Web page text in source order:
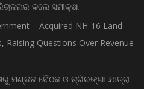
କଲେ ସମୀକ୍ଷା
– Acquired NH-16 Land
Raising Questions Over Revenue
ମଣ୍ଡଳ ବୈଠକ ଓ ତ୍ରିରଙ୍ଗା ଯାତ୍ରା